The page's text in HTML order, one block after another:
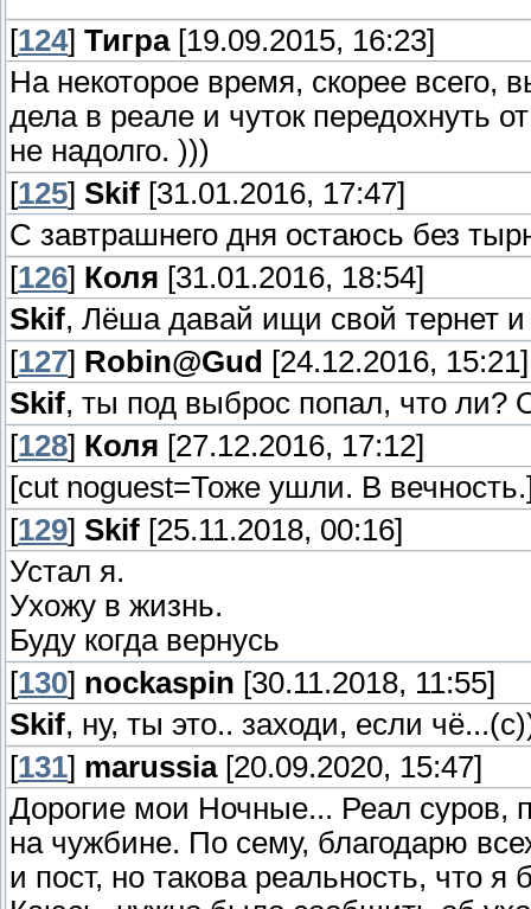
[124] Тигра[19.09.2015, 16:23]
На некоторое время, скорее всего,
дела в реале и чуток передохнуть
не надолго. )))
[125] Skif [31.01.2016, 17:47]
С завтрашнего дня остаюсь без
[126] Коля [31.01.2016, 18:54]
Skif, Лёша давай ищи свой тернет
[127] Robin@Gud [24.12.2016, 15:21]
Skif, ты под выброс попал, что ли?
[128] Коля [27.12.2016, 17:12]
[cut noguest=Тоже ушли. В
[129] Skif [25.11.2018, 00:16]
Устал я.
Ухожу в жизнь.
Буду когда вернусь
[130] nockaspin [30.11.2018, 11:55]
Skif, ну, ты это.. заходи, если
[131] marussia[20.09.2020, 15:47]
Дорогие мои Ночные... Реал суров,
на чужбине. По сему, благодарю
и пост, но такова реальность, что